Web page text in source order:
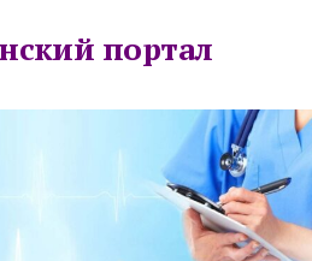
портал